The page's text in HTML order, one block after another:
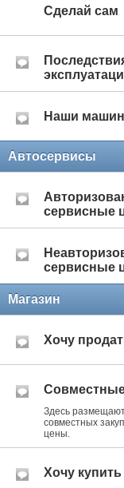
Сделай сам
Наши
Автосервисы
сервисные
сервисные
Магазин
Хочу
Совместные
Здесь
совместных
цены.
Хочу купить